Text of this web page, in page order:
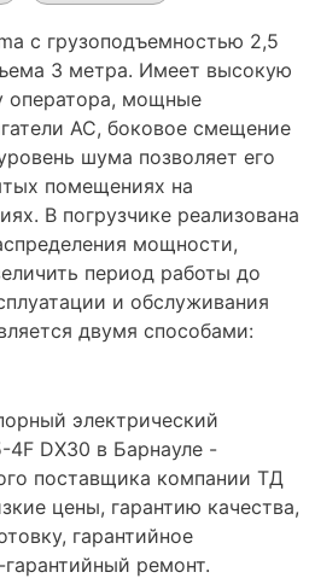
с грузоподъемностью 2,5
3 метра. Имеет высокую
оператора, мощные
АС, боковое смещение
шума позволяет его
помещениях на
В погрузчике реализована
мощности,
период работы до
и обслуживания
двумя способами:
электрический
4F DX30 в Барнауле -
поставщика компании ТД
цены, гарантию качества,
гарантийное
ремонт.